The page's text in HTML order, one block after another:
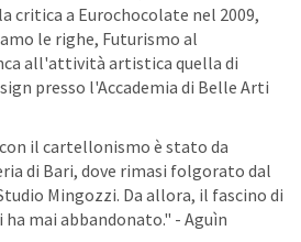
critica a Eurochocolate nel 2009,
le righe, Futurismo al
all'attività artistica quella di
presso l'Accademia di Belle Arti
il cartellonismo è stato da
di Bari, dove rimasi folgorato dal
Mingozzi. Da allora, il fascino di
mai abbandonato." - Aguìn